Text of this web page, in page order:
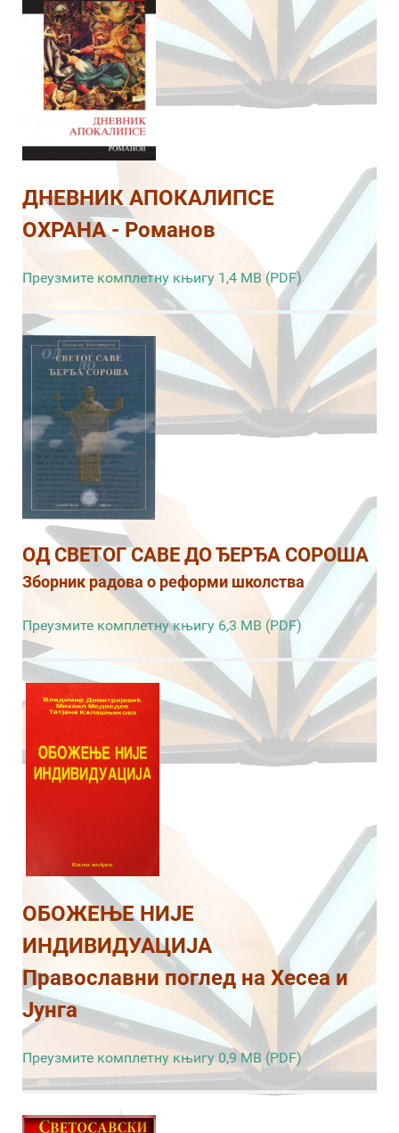
ДНЕВНИК АПОКАЛИПСЕ
ОХРАНА - Романов
Преузмите комплетну књигу 1,4 MB (PDF)
ОД СВЕТОГ САВЕ ДО ЂЕРЂА СОРОША
Зборник радова о реформи школства
Преузмите комплетну књигу 6,3 MB (PDF)
ОБОЖЕЊЕ НИЈЕ
ИНДИВИДУАЦИЈА
Православни поглед на Хесеа и
Јунга
Преузмите комплетну књигу 0,9 MB (PDF)